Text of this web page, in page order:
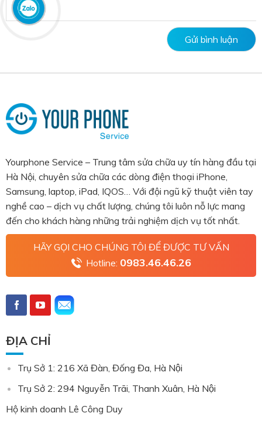
Yourphone Service – Trung tâm sửa chữa uy tín hàng đầu tại
Hà Nội, chuyên sửa chữa các dòng điện thoại iPhone,
Samsung, laptop, iPad, IQOS… Với đội ngũ kỹ thuật viên tay
nghề cao – dịch vụ chất lượng, chúng tôi luôn nỗ lực mang
đến cho khách hàng những trải nghiệm dịch vụ tốt nhất.
HÃY GỌI CHO CHÚNG TÔI ĐỂ ĐƯỢC TƯ VẤN
Hotline: 0983.46.46.26
ĐỊA CHỈ
Trụ Sở 1: 216 Xã Đàn, Đống Đa, Hà Nội
Trụ Sở 2: 294 Nguyễn Trãi, Thanh Xuân, Hà Nội
Hộ kinh doanh Lê Công Duy